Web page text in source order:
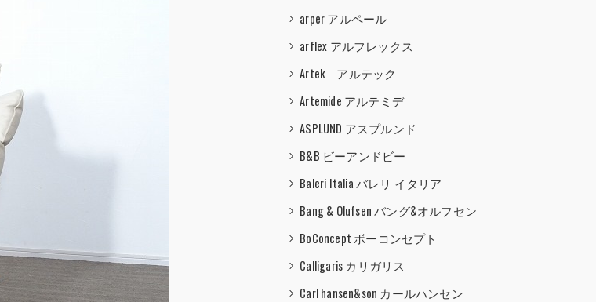
arper アルペール
arflex アルフレックス
Artek アルテック
Artemide アルテミデ
ASPLUND アスプルンド
B&B ビーアンドビー
Baleri Italia バレリ イタリア
Bang & Olufsen バング&オルフセン
BoConcept ボーコンセプト
Calligaris カリガリス
Carl hansen&son カールハンセン